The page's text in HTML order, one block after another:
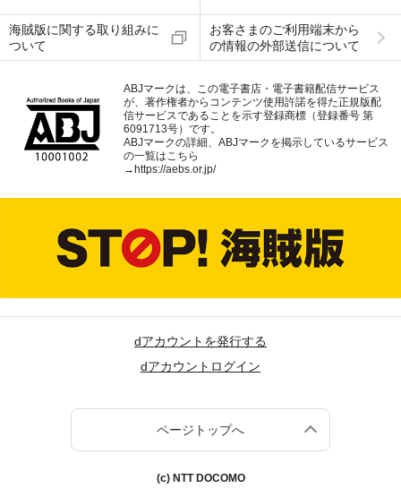
海賊版に関する取り組みに
ついて
お客さまのご利用端末から
の情報の外部送信について
ABJマークは、この電子書店・電子書籍配信サービス
が、著作権者からコンテンツ使用許諾を得た正規版配
信サービスであることを示す登録商標（登録番号 第
6091713号）です。
ABJマークの詳細、ABJマークを掲示しているサービス
の一覧はこちら
→ https://aebs.or.jp/
dアカウントを発行する
dアカウントログイン
ページトップへ
(c) NTT DOCOMO